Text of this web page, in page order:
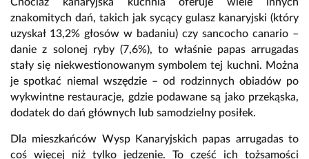
znakomitych dań, takich jak sycący gulasz kanaryjski (który
uzyskał 13,2% głosów w badaniu) czy sancocho canario –
danie z solonej ryby (7,6%), to właśnie papas arrugadas
stały się niekwestionowanym symbolem tej kuchni. Można
je spotkać niemal wszędzie – od rodzinnych obiadów po
wykwintne restauracje, gdzie podawane są jako przekąska,
dodatek do dań głównych lub samodzielny posiłek.
Dla mieszkańców Wysp Kanaryjskich papas arrugadas to
coś więcej niż tylko jedzenie. To część ich tożsamości